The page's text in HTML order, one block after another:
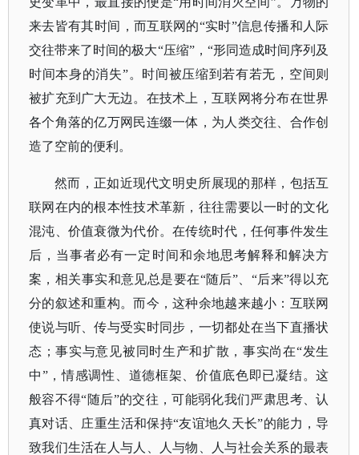
来去皆有其时间，而互联网的“实时”信息传播和人际
交往带来了时间的极大“压缩”，“形同造成时间序列及
时间本身的消失”。时间被压缩到若有若无，空间则
被扩充到广大无边。在技术上，互联网将分布在世界
各个角落的亿万网民连缀一体，为人类交往、合作创
造了空前的便利。
然而，正如近现代文明史所展现的那样，包括互
联网在内的根本性技术革新，往往需要以一时的文化
混沌、价值衰微为代价。在传统时代，任何事件发生
后，当事者必有一定时间和余地思考解释和解决方
案，相关事实和意见总是要在“随后”、“后来”得以充
分的叙述和重构。而今，这种余地越来越小： 互联网
使说与听、传与受实时同步，一切都处在当下直播状
态；事实与意见被同时生产和扩散，事实尚在“发生
中”，情感调性、道德框架、价值底色即已凝结。这
般容不得“随后”的交往，可能弱化我们严肃思考、认
真对话、庄重生活和保持“友谊地久天长”的能力，导
致我们生活在人与人、人与物、人与社会关系的最表